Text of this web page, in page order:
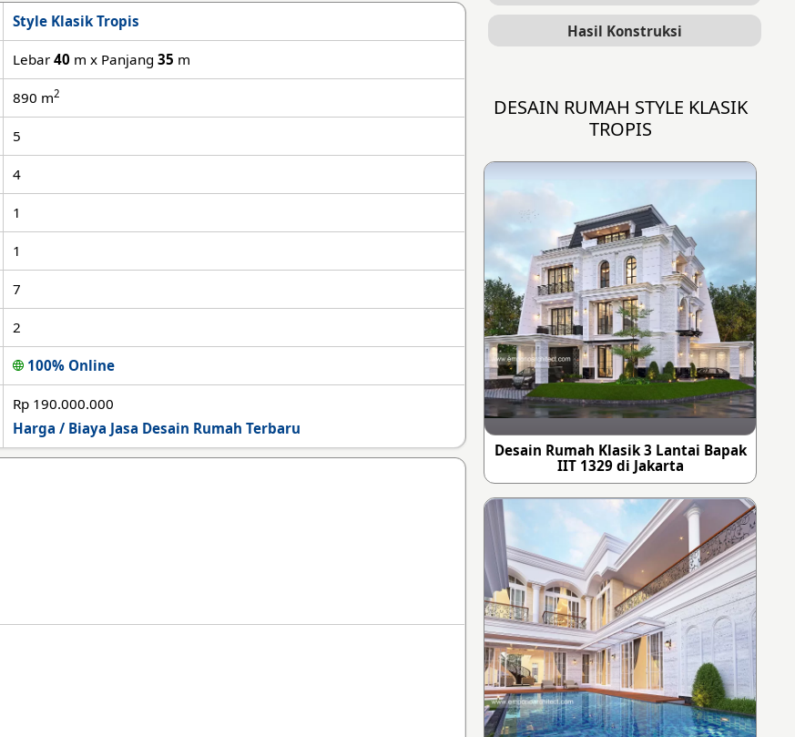
Style Klasik Tropis
Lebar40 m x Panjang35 m
890 m2
5
4
1
1
7
2
100% Online
Rp 190.000.000
Harga / Biaya Jasa Desain Rumah Terbaru
Hasil Konstruksi
DESAIN RUMAH STYLE KLASIK
TROPIS
Desain Rumah Klasik 3 Lantai Bapak
IIT 1329 di Jakarta